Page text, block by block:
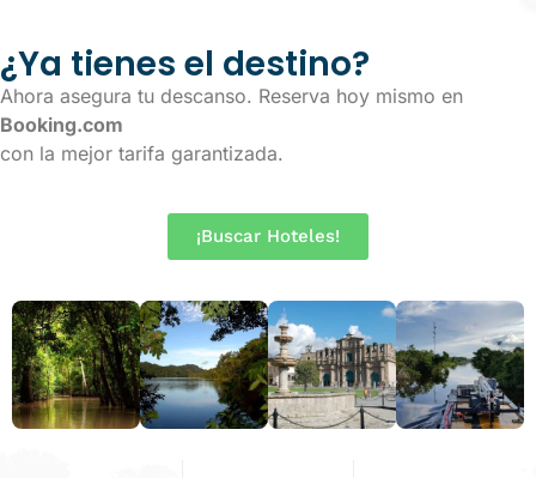
¿Ya tienes el destino?
Ahora asegura tu descanso. Reserva hoy mismo en
Booking.com
con la mejor tarifa garantizada.
¡Buscar Hoteles!